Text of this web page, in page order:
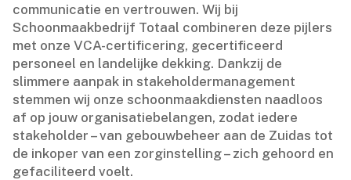
communicatie en vertrouwen.​ Wij bij
Schoonmaakbedrijf Totaal combineren deze pijlers
met onze VCA-certificering, gecertificeerd
personeel en landelijke dekking.​ Dankzij de
slimmere aanpak in stakeholdermanagement
stemmen wij onze schoonmaakdiensten naadloos
af op jouw organisatiebelangen, zodat iedere
stakeholder – van gebouwbeheer aan de Zuidas tot
de inkoper van een zorginstelling – zich gehoord en
gefaciliteerd voelt.​